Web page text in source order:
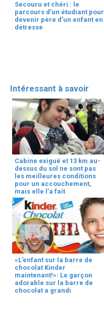
Secouru et chéri : le
parcours d’un étudiant pour
devenir père d’un enfant en
détresse
Intéressant à savoir
Cabine exiguë et 13 km au-
dessus du sol ne sont pas
les meilleures conditions
pour un accouchement,
mais elle l’a fait
«L’enfant sur la barre de
chocolat Kinder
maintenant!»: Le garçon
adorable sur la barre de
chocolat a grandi